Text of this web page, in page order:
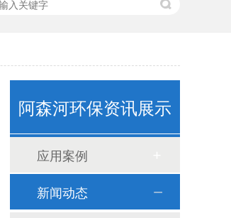
阿森河环保资讯展示
应用案例
新闻动态
水质监测浮标（ASH-600）